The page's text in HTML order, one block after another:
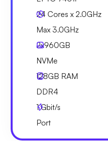
24 Cores x 2.0GHz
Max 3.0GHz
2x960GB
NVMe
128GB RAM
DDR4
1Gbit/s
Port